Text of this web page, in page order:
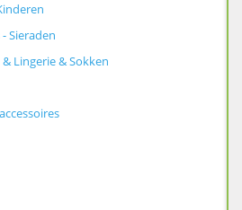
Sieraden
Lingerie & Sokken